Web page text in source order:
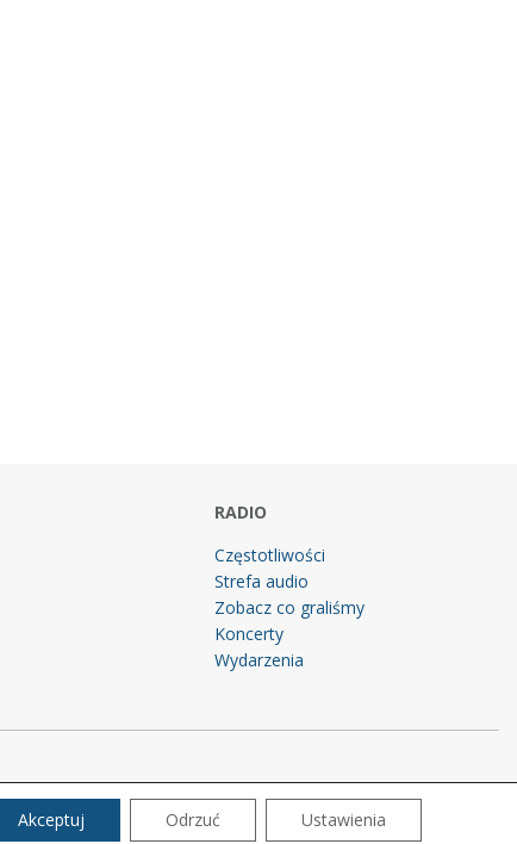
RADIO
Częstotliwości
Strefa audio
Zobacz co graliśmy
Koncerty
Wydarzenia
Akceptuj Odrzuć Ustawienia